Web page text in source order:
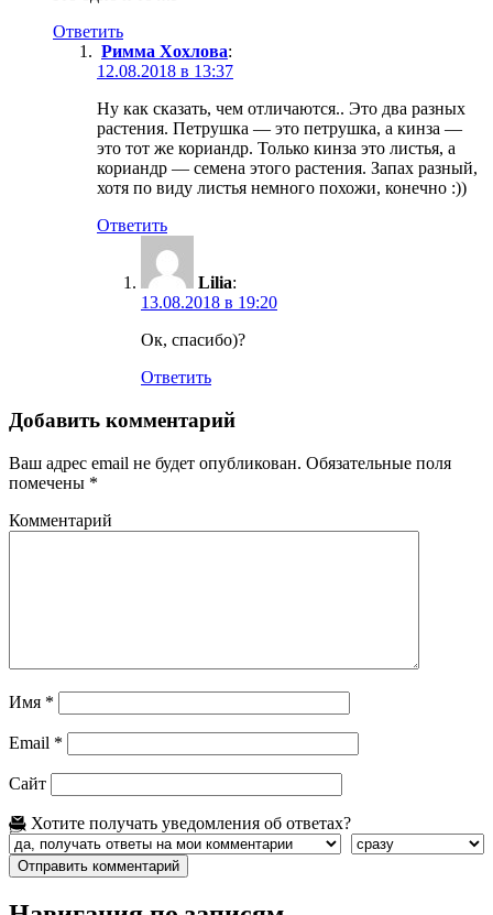
Ответить
Римма Хохлова:
12.08.2018 в 13:37
Ну как сказать, чем отличаются.. Это два разных
растения. Петрушка — это петрушка, а кинза —
это тот же кориандр. Только кинза это листья, а
кориандр — семена этого растения. Запах разный,
хотя по виду листья немного похожи, конечно :))
Ответить
Lilia:
13.08.2018 в 19:20
Ок, спасибо)?
Ответить
Добавить комментарий
Ваш адрес email не будет опубликован. Обязательные поля
помечены *
Комментарий
Имя *
Email *
Сайт
Хотите получать уведомления об ответах?